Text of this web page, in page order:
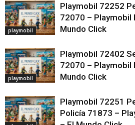
playmobil
Playmobil 72252
72070 – Playmobil
Mundo Click
playmobil
Playmobil 72402
72070 – Playmobil
Mundo Click
Playmobil 72251
Policía 71873 –